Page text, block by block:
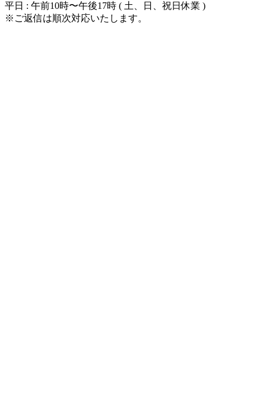
平日 : 午前10時〜午後17時 ( 土、日、祝日休業 )
※ご返信は順次対応いたします。